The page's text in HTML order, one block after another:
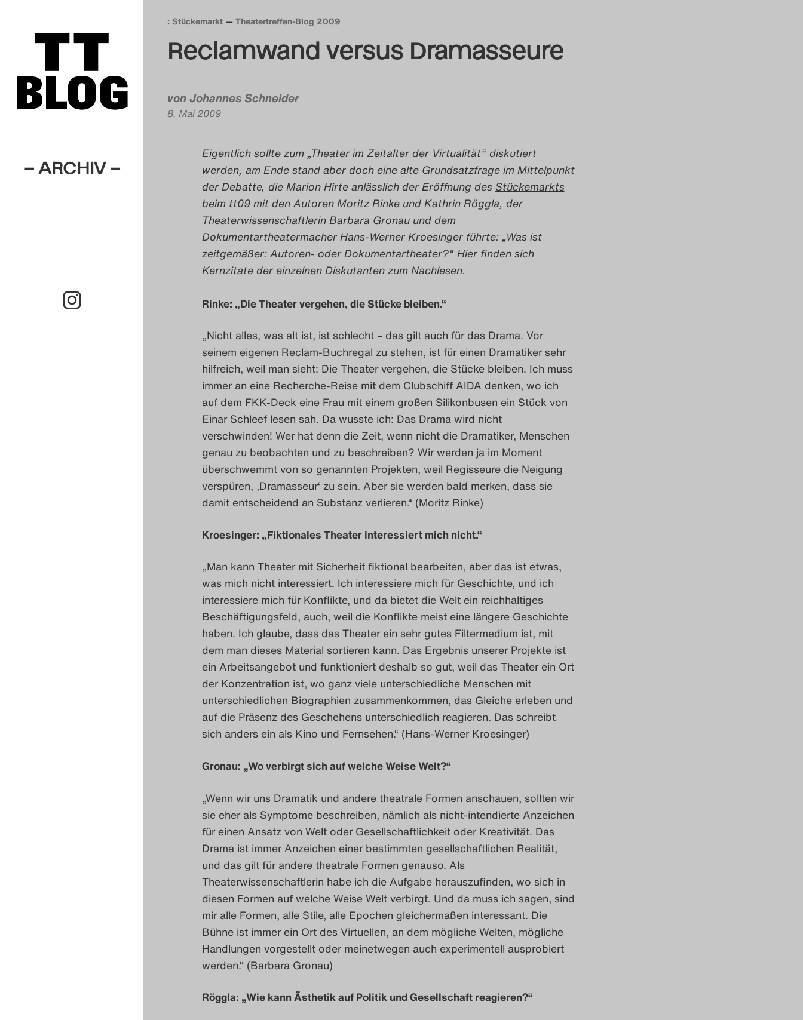
– ARCHIV –
: Stückemarkt Theatertreffen-Blog 2009
Reclamwand versus Dramasseure
vonJohannes Schneider
8. Mai 2009
Eigentlich sollte zum „Theater im Zeitalter der Virtualität“ diskutiert
werden, am Ende stand aber doch eine alte Grundsatzfrage im Mittelpunkt
der Debatte, die Marion Hirte anlässlich der Eröffnung des Stückemarkts
beim tt09 mit den Autoren Moritz Rinke und Kathrin Röggla, der
Theaterwissenschaftlerin Barbara Gronau und dem
Dokumentartheatermacher Hans-Werner Kroesinger führte: „Was ist
zeitgemäßer: Autoren- oder Dokumentartheater?“ Hier finden sich
Kernzitate der einzelnen Diskutanten zum Nachlesen.
Rinke: „Die Theater vergehen, die Stücke bleiben.“
„Nicht alles, was alt ist, ist schlecht – das gilt auch für das Drama. Vor
seinem eigenen Reclam-Buchregal zu stehen, ist für einen Dramatiker sehr
hilfreich, weil man sieht: Die Theater vergehen, die Stücke bleiben. Ich muss
immer an eine Recherche-Reise mit dem Clubschiff AIDA denken, wo ich
auf dem FKK-Deck eine Frau mit einem großen Silikonbusen ein Stück von
Einar Schleef lesen sah. Da wusste ich: Das Drama wird nicht
verschwinden! Wer hat denn die Zeit, wenn nicht die Dramatiker, Menschen
genau zu beobachten und zu beschreiben? Wir werden ja im Moment
überschwemmt von so genannten Projekten, weil Regisseure die Neigung
verspüren, ‚Dramasseur‘ zu sein. Aber sie werden bald merken, dass sie
damit entscheidend an Substanz verlieren.“ (Moritz Rinke)
Kroesinger: „Fiktionales Theater interessiert mich nicht.“
„Man kann Theater mit Sicherheit fiktional bearbeiten, aber das ist etwas,
was mich nicht interessiert. Ich interessiere mich für Geschichte, und ich
interessiere mich für Konflikte, und da bietet die Welt ein reichhaltiges
Beschäftigungsfeld, auch, weil die Konflikte meist eine längere Geschichte
haben. Ich glaube, dass das Theater ein sehr gutes Filtermedium ist, mit
dem man dieses Material sortieren kann. Das Ergebnis unserer Projekte ist
ein Arbeitsangebot und funktioniert deshalb so gut, weil das Theater ein Ort
der Konzentration ist, wo ganz viele unterschiedliche Menschen mit
unterschiedlichen Biographien zusammenkommen, das Gleiche erleben und
auf die Präsenz des Geschehens unterschiedlich reagieren. Das schreibt
sich anders ein als Kino und Fernsehen.“ (Hans-Werner Kroesinger)
Gronau: „Wo verbirgt sich auf welche Weise Welt?“
„Wenn wir uns Dramatik und andere theatrale Formen anschauen, sollten wir
sie eher als Symptome beschreiben, nämlich als nicht-intendierte Anzeichen
für einen Ansatz von Welt oder Gesellschaftlichkeit oder Kreativität. Das
Drama ist immer Anzeichen einer bestimmten gesellschaftlichen Realität,
und das gilt für andere theatrale Formen genauso. Als
Theaterwissenschaftlerin habe ich die Aufgabe herauszufinden, wo sich in
diesen Formen auf welche Weise Welt verbirgt. Und da muss ich sagen, sind
mir alle Formen, alle Stile, alle Epochen gleichermaßen interessant. Die
Bühne ist immer ein Ort des Virtuellen, an dem mögliche Welten, mögliche
Handlungen vorgestellt oder meinetwegen auch experimentell ausprobiert
werden.“ (Barbara Gronau)
Röggla: „Wie kann Ästhetik auf Politik und Gesellschaft reagieren?“